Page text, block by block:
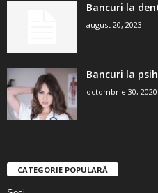
Bancuri la
august 20, 2023
Bancuri la
octombrie 30, 2020
CATEGORIE POPULARĂ